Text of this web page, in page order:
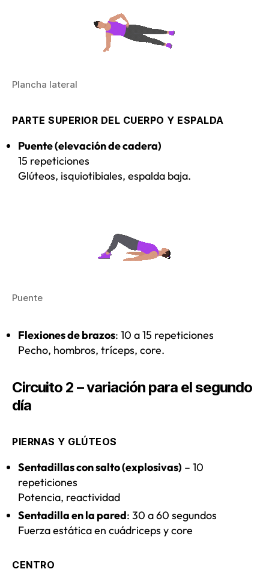
Plancha lateral
PARTE SUPERIOR DEL CUERPO Y ESPALDA
Puente (elevación de cadera)
15 repeticiones
Glúteos, isquiotibiales, espalda baja.
Puente
Flexiones de brazos: 10 a 15 repeticiones
Pecho, hombros, tríceps, core.
Circuito 2 – variación para el segundo
día
PIERNAS Y GLÚTEOS
Sentadillas con salto (explosivas) – 10
repeticiones
Potencia, reactividad
Sentadilla en la pared: 30 a 60 segundos
Fuerza estática en cuádriceps y core
CENTRO